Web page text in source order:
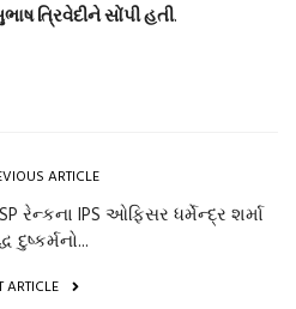
ત્રિવેદીને સોંપી હતી.
ARTICLE
રેન્કના IPS ઓફિસર ધર્મેન્દ્ર શર્મા
દુષ્કર્મનો...
ARTICLE